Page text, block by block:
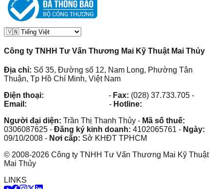
Công ty TNHH Tư Vấn Thương Mai Kỹ Thuật Mai Thủy
Địa chỉ: Số 35, Đường số 12, Nam Long, Phường Tân
Thuận, Tp Hồ Chí Minh, Việt Nam
Điện thoại:
- Fax: (028) 37.733.705 -
Email:
- Hotline:
Người đại diện: Trần Thị Thanh Thủy - Mã số thuế:
0306087625 - Đăng ký kinh doanh: 4102065761 - Ngày:
09/10/2008 - Nơi cấp: Sở KHĐT TPHCM
© 2008-2026 Công ty TNHH Tư Vấn Thương Mai Kỹ Thuật
Mai Thủy
LINKS